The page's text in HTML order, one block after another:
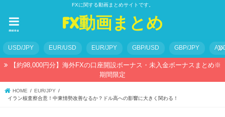
FXに関する動画まとめサイトです。
FX動画まとめ
menu
USD/JPY EUR/USD EUR/JPY GBP/USD GBP/JPY
【約98,000円分】海外FXの口座開設ボーナス・未入金ボーナスまとめ※
期間限定
HOME
EUR/JPY
イラン核査察合意！中東情勢改善なるか？ドル高への影響に大きく関わる！